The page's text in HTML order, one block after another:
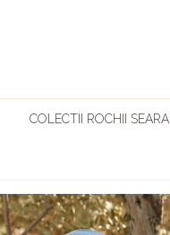
COLECTII ROCHII SEARA